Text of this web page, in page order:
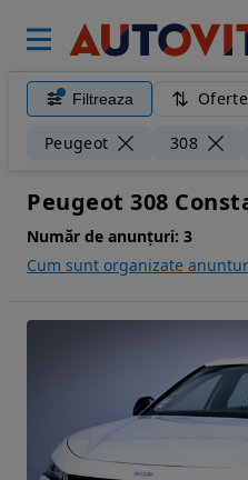
Filtreaza
Peugeot 308
Peugeot 308
Număr de anunțuri: 3
Cum sunt organizate